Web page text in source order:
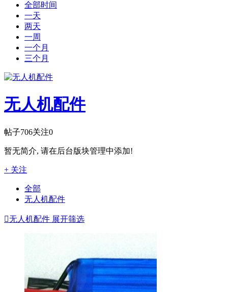
全部时间
一天
两天
一周
一个月
三个月
无人机配件
帖子706关注0
暂无简介, 请在后台版块管理中添加!
+ 关注
全部
无人机配件
无人机配件 展开筛选